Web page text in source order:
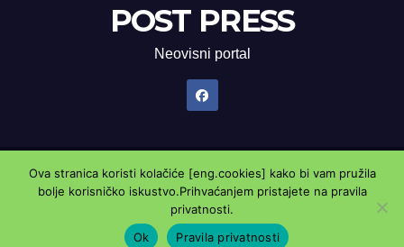
POST PRESS
Neovisni portal
Proudly powered by WordPress| Theme: Newsup byThemeansar.
Marketing oglasnik Kontaktirajte nasPravila privatnosti
Ova stranica koristi kolačiće [eng.cookies] kako bi vam pružila
bolje korisničko iskustvo.Prihvaćanjem pristajete na pravila
privatnosti.
Ok
Pravila privatnosti